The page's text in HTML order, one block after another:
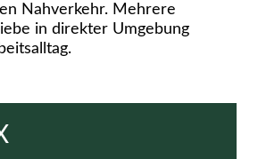
Nahverkehr. Mehrere
in direkter Umgebung